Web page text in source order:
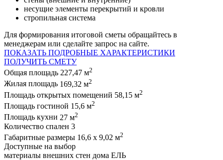
несущие элементы перекрытий и кровли
стропильная система
Для формирования итоговой сметы обращайтесь в
менеджерам или сделайте запрос на сайте.
ПОКАЗАТЬ ПОДРОБНЫЕ ХАРАКТЕРИСТИКИ
ПОЛУЧИТЬ СМЕТУ
Общая площадь 227,47 м2
Жилая площадь 169,32 м2
Площадь открытых помещений 58,15 м2
Площадь гостиной 15,6 м2
Площадь кухни 27 м2
Количество спален 3
Габаритные размеры 16,6 х 9,02 м2
Доступные на выбор
материалы внешних стен дома ЕЛЬ